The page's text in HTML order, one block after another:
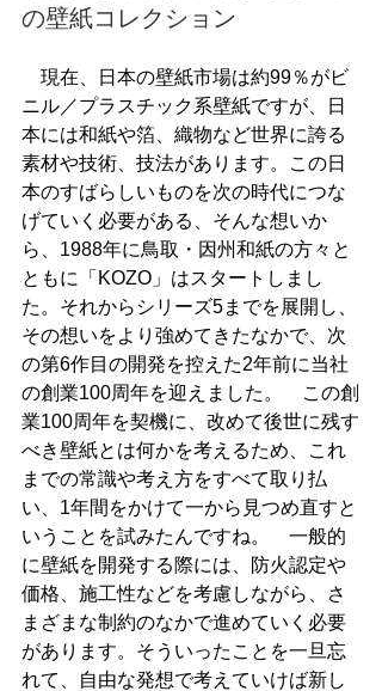
の壁紙コレクション
現在、日本の壁紙市場は約99％がビ
ニル／プラスチック系壁紙ですが、日
本には和紙や箔、織物など世界に誇る
素材や技術、技法があります。この日
本のすばらしいものを次の時代につな
げていく必要がある、そんな想いか
ら、1988年に鳥取・因州和紙の方々と
ともに「KOZO」はスタートしまし
た。それからシリーズ5までを展開し、
その想いをより強めてきたなかで、次
の第6作目の開発を控えた2年前に当社
の創業100周年を迎えました。　この創
業100周年を契機に、改めて後世に残す
べき壁紙とは何かを考えるため、これ
までの常識や考え方をすべて取り払
い、1年間をかけて一から見つめ直すと
いうことを試みたんですね。　一般的
に壁紙を開発する際には、防火認定や
価格、施工性などを考慮しながら、さ
まざまな制約のなかで進めていく必要
があります。そういったことを一旦忘
れて、自由な発想で考えていけば新し